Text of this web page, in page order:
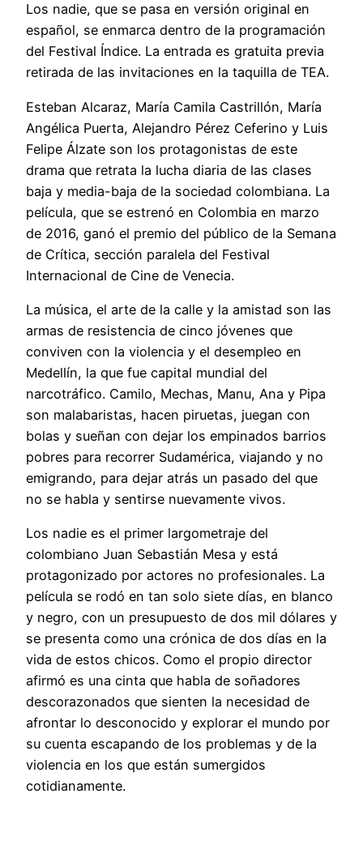
Los nadie, que se pasa en versión original en
español, se enmarca dentro de la programación
del Festival Índice. La entrada es gratuita previa
retirada de las invitaciones en la taquilla de TEA.
Esteban Alcaraz, María Camila Castrillón, María
Angélica Puerta, Alejandro Pérez Ceferino y Luis
Felipe Álzate son los protagonistas de este
drama que retrata la lucha diaria de las clases
baja y media-baja de la sociedad colombiana. La
película, que se estrenó en Colombia en marzo
de 2016, ganó el premio del público de la Semana
de Crítica, sección paralela del Festival
Internacional de Cine de Venecia.
La música, el arte de la calle y la amistad son las
armas de resistencia de cinco jóvenes que
conviven con la violencia y el desempleo en
Medellín, la que fue capital mundial del
narcotráfico. Camilo, Mechas, Manu, Ana y Pipa
son malabaristas, hacen piruetas, juegan con
bolas y sueñan con dejar los empinados barrios
pobres para recorrer Sudamérica, viajando y no
emigrando, para dejar atrás un pasado del que
no se habla y sentirse nuevamente vivos.
Los nadie es el primer largometraje del
colombiano Juan Sebastián Mesa y está
protagonizado por actores no profesionales. La
película se rodó en tan solo siete días, en blanco
y negro, con un presupuesto de dos mil dólares y
se presenta como una crónica de dos días en la
vida de estos chicos. Como el propio director
afirmó es una cinta que habla de soñadores
descorazonados que sienten la necesidad de
afrontar lo desconocido y explorar el mundo por
su cuenta escapando de los problemas y de la
violencia en los que están sumergidos
cotidianamente.